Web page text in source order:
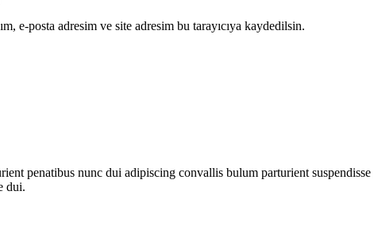
e-posta adresim ve site adresim bu tarayıcıya kaydedilsin.
penatibus nunc dui adipiscing convallis bulum parturient
dui.